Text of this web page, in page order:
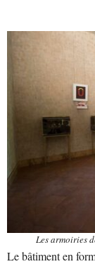
Les armoiries
Le bâtiment en